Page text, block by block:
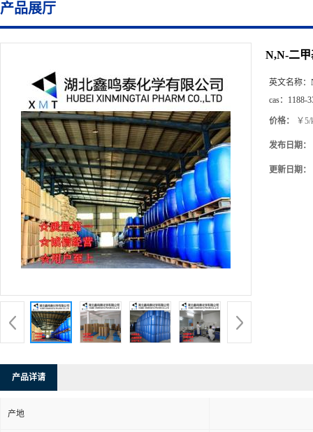
产品展厅
N,N-二
英文名称：
cas： 1188-
价格： ￥5/
发布日期：
更新日期：
产品详请
产地